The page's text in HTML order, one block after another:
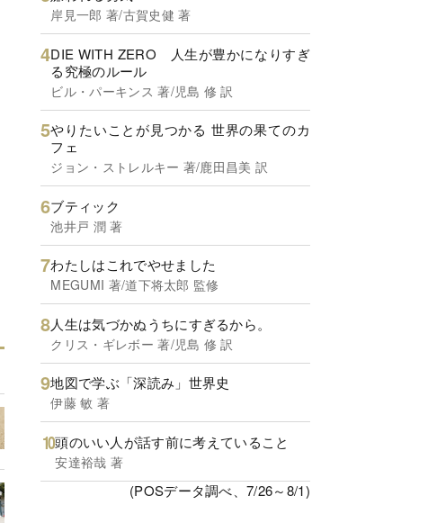
岸見一郎 著/古賀史健 著
DIE WITH ZERO 人生が豊かになりすぎ
る究極のルール
ビル・パーキンス 著/児島 修 訳
やりたいことが見つかる 世界の果てのカ
フェ
ジョン・ストレルキー 著/鹿田昌美 訳
ブティック
池井戸 潤 著
わたしはこれでやせました
MEGUMI 著/道下将太郎 監修
人生は気づかぬうちにすぎるから。
クリス・ギレボー 著/児島 修 訳
地図で学ぶ「深読み」世界史
伊藤 敏 著
頭のいい人が話す前に考えていること
安達裕哉 著
(POSデータ調べ、7/26～8/1)